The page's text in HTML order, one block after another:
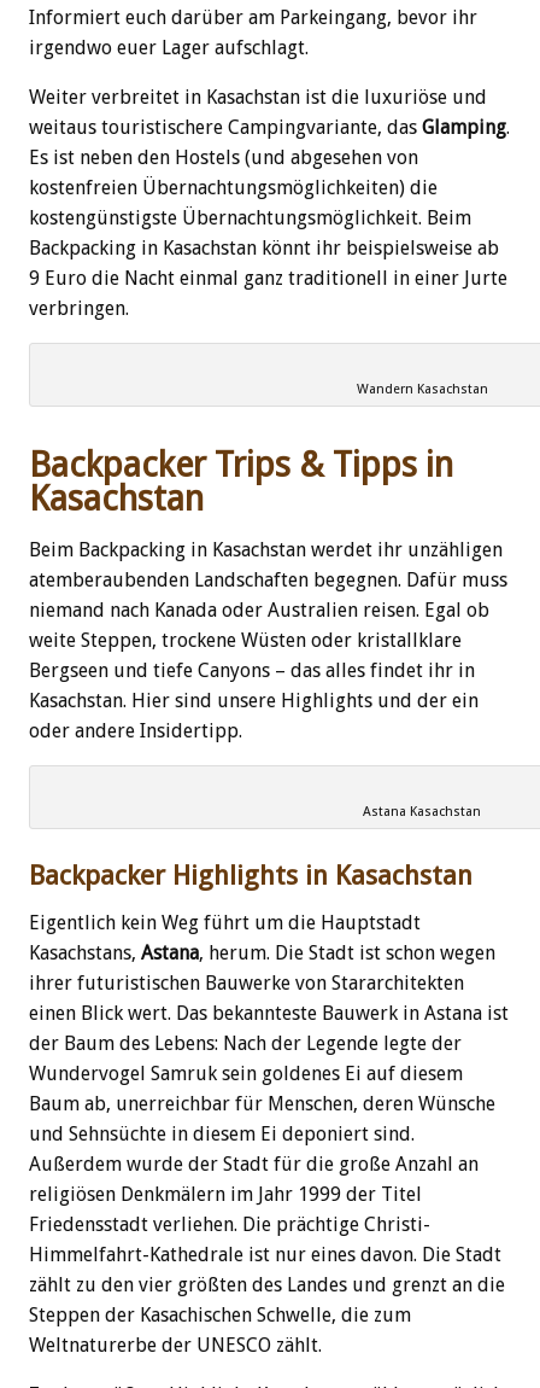
Informiert euch darüber am Parkeingang, bevor ihr
irgendwo euer Lager aufschlagt.
Weiter verbreitet in Kasachstan ist die luxuriöse und
weitaus touristischere Campingvariante, das Glamping.
Es ist neben den Hostels (und abgesehen von
kostenfreien Übernachtungsmöglichkeiten) die
kostengünstigste Übernachtungsmöglichkeit. Beim
Backpacking in Kasachstan könnt ihr beispielsweise ab
9 Euro die Nacht einmal ganz traditionell in einer Jurte
verbringen.
Wandern Kasachstan
Backpacker Trips & Tipps in
Kasachstan
Beim Backpacking in Kasachstan werdet ihr unzähligen
atemberaubenden Landschaften begegnen. Dafür muss
niemand nach Kanada oder Australien reisen. Egal ob
weite Steppen, trockene Wüsten oder kristallklare
Bergseen und tiefe Canyons – das alles findet ihr in
Kasachstan. Hier sind unsere Highlights und der ein
oder andere Insidertipp.
Astana Kasachstan
Backpacker Highlights in Kasachstan
Eigentlich kein Weg führt um die Hauptstadt
Kasachstans, Astana, herum. Die Stadt ist schon wegen
ihrer futuristischen Bauwerke von Stararchitekten
einen Blick wert. Das bekannteste Bauwerk in Astana ist
der Baum des Lebens: Nach der Legende legte der
Wundervogel Samruk sein goldenes Ei auf diesem
Baum ab, unerreichbar für Menschen, deren Wünsche
und Sehnsüchte in diesem Ei deponiert sind.
Außerdem wurde der Stadt für die große Anzahl an
religiösen Denkmälern im Jahr 1999 der Titel
Friedensstadt verliehen. Die prächtige Christi-
Himmelfahrt-Kathedrale ist nur eines davon. Die Stadt
zählt zu den vier größten des Landes und grenzt an die
Steppen der Kasachischen Schwelle, die zum
Weltnaturerbe der UNESCO zählt.